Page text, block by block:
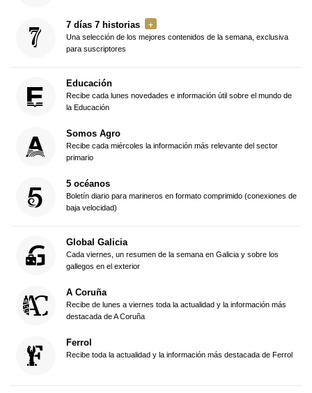
7 días 7 historias
Una selección de los mejores contenidos de la semana, exclusiva
para suscriptores
Educación
Recibe cada lunes novedades e información útil sobre el mundo de
la Educación
Somos Agro
Recibe cada miércoles la información más relevante del sector
primario
5 océanos
Boletín diario para marineros en formato comprimido (conexiones de
baja velocidad)
Global Galicia
Cada viernes, un resumen de la semana en Galicia y sobre los
gallegos en el exterior
A Coruña
Recibe de lunes a viernes toda la actualidad y la información más
destacada de A Coruña
Ferrol
Recibe toda la actualidad y la información más destacada de Ferrol